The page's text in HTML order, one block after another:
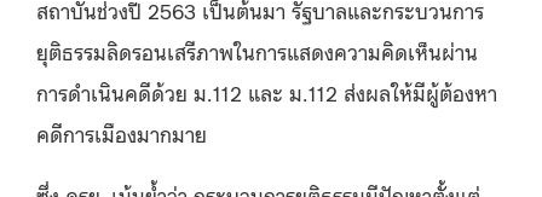
สถาบันช่วงปี 2563 เป็นต้นมา รัฐบาลและกระบวนการ
ยุติธรรมลิดรอนเสรีภาพในการแสดงความคิดเห็นผ่าน
การดำเนินคดีด้วย ม.112 และ ม.112 ส่งผลให้มีผู้ต้องหา
คดีการเมืองมากมาย